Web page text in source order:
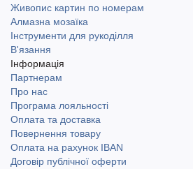
Живопис картин по номерам
Алмазна мозаїка
Інструменти для рукоділля
В'язання
Інформація
Партнерам
Про нас
Програма лояльності
Оплата та доставка
Повернення товару
Оплата на рахунок IBAN
Договір публічної оферти